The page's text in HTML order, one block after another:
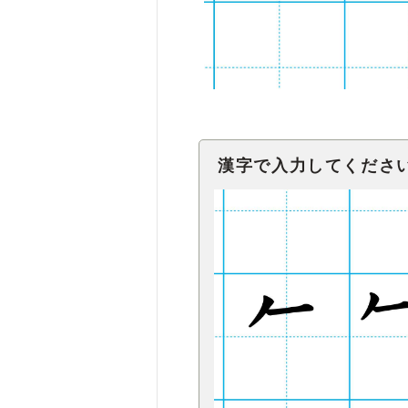
漢字で入力してくださ